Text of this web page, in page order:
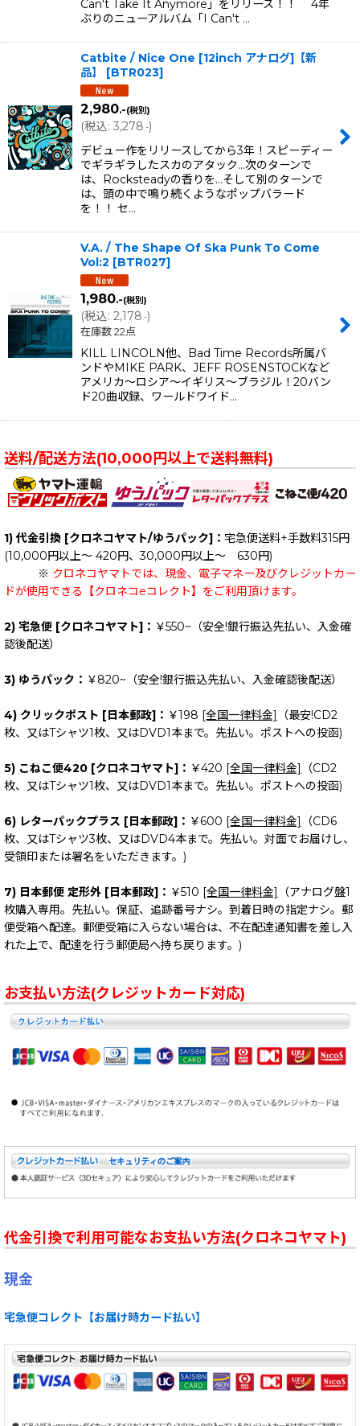
Can't Take It Anymore」をリリース！！ 4年
ぶりのニューアルバム「I Can't …
Catbite / Nice One [12inch アナログ]【新
品】
[BTR023]
2,980.-(税別)
(税込: 3,278.-)
デビュー作をリリースしてから3年！スピーディー
でギラギラしたスカのアタック...次のターンで
は、Rocksteadyの香りを...そして別のターンで
は、頭の中で鳴り続くようなポップバラード
を！！ セ…
V.A. / The Shape Of Ska Punk To Come
Vol:2 [BTR027]
1,980.-(税別)
(税込: 2,178.-)
在庫数 22点
KILL LINCOLN他、Bad Time Records所属バ
ンドやMIKE PARK、JEFF ROSENSTOCKなど
アメリカ〜ロシア〜イギリス〜ブラジル！20バン
ド20曲収録、ワールドワイド…
送料/配送方法(10,000円以上で送料無料)
1) 代金引換 [クロネコヤマト/ゆうパック]： 宅急便送料+手数料315円
(10,000円以上～ 420円、30,000円以上～ 630円)
※ クロネコヤマトでは、現金、電子マネー及びクレジットカー
ドが使用できる【クロネコeコレクト】をご利用頂けます。
2) 宅急便 [クロネコヤマト]： ￥550~（安全!銀行振込先払い、入金確
認後配送）
3) ゆうパック： ￥820~（安全!銀行振込先払い、入金確認後配送）
4) クリックポスト [日本郵政]： ￥198 [全国一律料金]
（最安!CD2
枚、又はTシャツ1枚、又はDVD1本まで。先払い。ポストへの投函)
5) こねこ便420 [クロネコヤマト]： ￥420 [全国一律料金]
（CD2
枚、又はTシャツ1枚、又はDVD1本まで。先払い。ポストへの投函)
6) レターパックプラス [日本郵政]： ￥600 [全国一律料金]
（CD6
枚、又はTシャツ3枚、又はDVD4本まで。先払い。対面でお届けし、
受領印または署名をいただきます。)
7) 日本郵便 定形外 [日本郵政]： ￥510 [全国一律料金]
（アナログ盤1
枚購入専用。先払い。保証、追跡番号ナシ。到着日時の指定ナシ。郵
便受箱へ配達。郵便受箱に入らない場合は、不在配達通知書を差し入
れた上で、配達を行う郵便局へ持ち戻ります。)
お支払い方法(クレジットカード対応)
代金引換で利用可能なお支払い方法(クロネコヤマト)
現金
宅急便コレクト【お届け時カード払い】